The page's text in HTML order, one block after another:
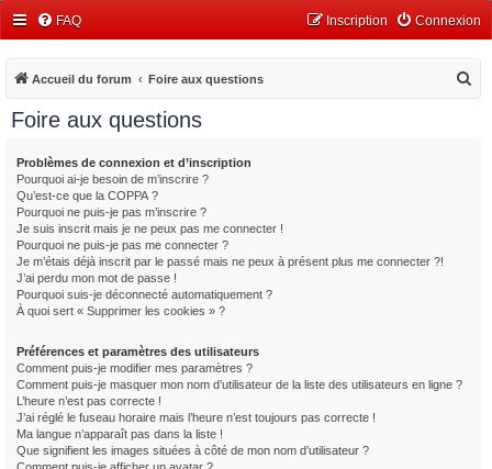
FAQ Connexion
Inscription
Accueil du forum Foire aux questions
Foire aux questions
Problèmes de connexion et d’inscription
Pourquoi ai-je besoin de m’inscrire ?
Qu’est-ce que la COPPA ?
Pourquoi ne puis-je pas m’inscrire ?
Je suis inscrit mais je ne peux pas me connecter !
Pourquoi ne puis-je pas me connecter ?
Je m’étais déjà inscrit par le passé mais ne peux à présent plus me connecter ?!
J’ai perdu mon mot de passe !
Pourquoi suis-je déconnecté automatiquement ?
À quoi sert « Supprimer les cookies » ?
Préférences et paramètres des utilisateurs
Comment puis-je modifier mes paramètres ?
Comment puis-je masquer mon nom d’utilisateur de la liste des utilisateurs en ligne ?
L’heure n’est pas correcte !
J’ai réglé le fuseau horaire mais l’heure n’est toujours pas correcte !
Ma langue n’apparaît pas dans la liste !
Que signifient les images situées à côté de mon nom d’utilisateur ?